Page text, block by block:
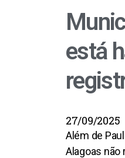
está
27/09/2025
Além de
Alagoas